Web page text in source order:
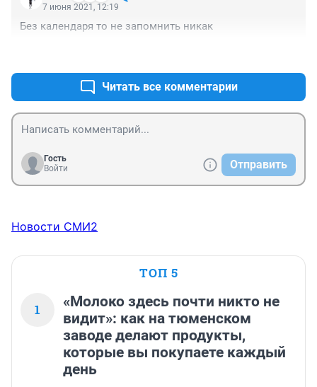
7 июня 2021, 12:19
Без календаря то не запомнить никак
Читать все комментарии
Гость
Войти
Отправить
Новости СМИ2
ТОП 5
1
«Молоко здесь почти никто не
видит»: как на тюменском
заводе делают продукты,
которые вы покупаете каждый
день